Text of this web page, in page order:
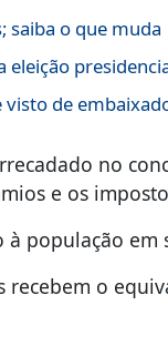
o que muda
eleição
de
no
e os
população em
o